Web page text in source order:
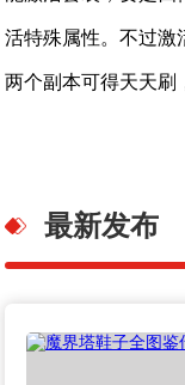
活特殊属性。不过激
两个副本可得天天刷
最新发布